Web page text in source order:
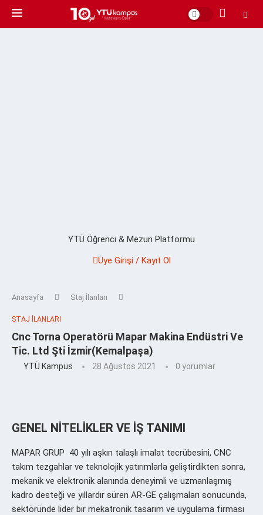
YTÜ Öğrenci & Mezun Platformu
Üye Girişi / Kayıt Ol
Anasayfa Staj İlanları
STAJ İLANLARI
Cnc Torna Operatörü Mapar Makina Endüstri Ve
Tic. Ltd Şti İzmir(Kemalpaşa)
YTÜ Kampüs 28 Ağustos 2021 0 yorumlar
GENEL NİTELİKLER VE İŞ TANIMI
MAPAR GRUP 40 yılı aşkın talaşlı imalat tecrübesini, CNC
takım tezgahlar ve teknolojik yatırımlarla geliştirdikten sonra,
mekanik ve elektronik alanında deneyimli ve uzmanlaşmış
kadro desteği ve yıllardır süren AR-GE çalışmaları sonucunda,
sektöründe lider bir mekatronik tasarım ve uygulama firması